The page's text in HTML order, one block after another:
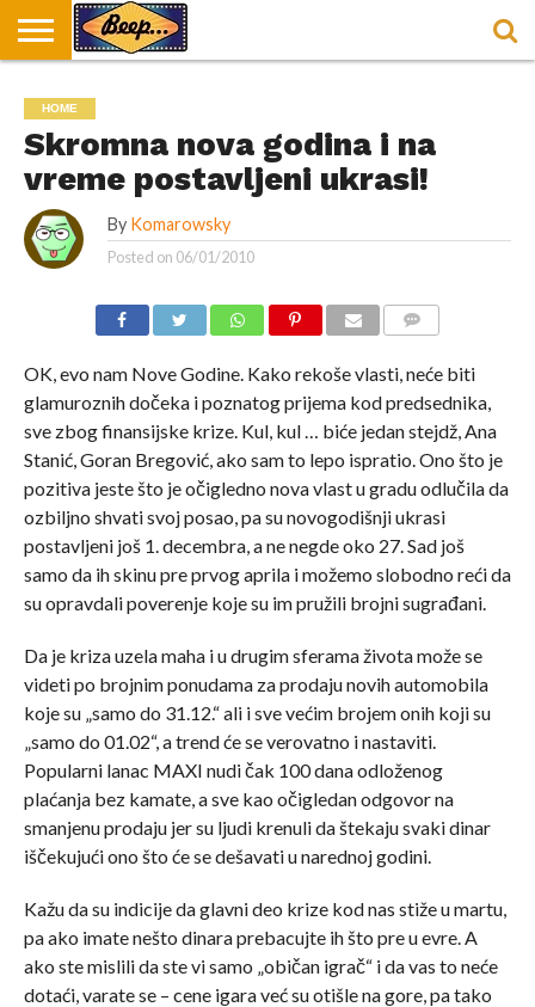
DORUČAK
U
BEOGRADU
SVAKODNEVICA
ENTERTAINMENT
LOKACIJE
ZA
DORUČAK
HRANA I
RECEPTI
NEPUSACKI
LOKALI
HOME
Skromna nova godina i na
vreme postavljeni ukrasi!
By Komarowsky
Posted on 06/01/2010
OK, evo nam Nove Godine. Kako rekoše vlasti, neće biti
glamuroznih dočeka i poznatog prijema kod predsednika,
sve zbog finansijske krize. Kul, kul … biće jedan stejdž, Ana
Stanić, Goran Bregović, ako sam to lepo ispratio. Ono što je
pozitiva jeste što je očigledno nova vlast u gradu odlučila da
ozbiljno shvati svoj posao, pa su novogodišnji ukrasi
postavljeni još 1. decembra, a ne negde oko 27. Sad još
samo da ih skinu pre prvog aprila i možemo slobodno reći da
su opravdali poverenje koje su im pružili brojni sugrađani.
Da je kriza uzela maha i u drugim sferama života može se
videti po brojnim ponudama za prodaju novih automobila
koje su „samo do 31.12.“ ali i sve većim brojem onih koji su
„samo do 01.02“, a trend će se verovatno i nastaviti.
Popularni lanac MAXI nudi čak 100 dana odloženog
plaćanja bez kamate, a sve kao očigledan odgovor na
smanjenu prodaju jer su ljudi krenuli da štekaju svaki dinar
iščekujući ono što će se dešavati u narednoj godini.
Kažu da su indicije da glavni deo krize kod nas stiže u martu,
pa ako imate nešto dinara prebacujte ih što pre u evre. A
ako ste mislili da ste vi samo „običan igrač“ i da vas to neće
dotaći, varate se – cene igara već su otišle na gore, pa tako